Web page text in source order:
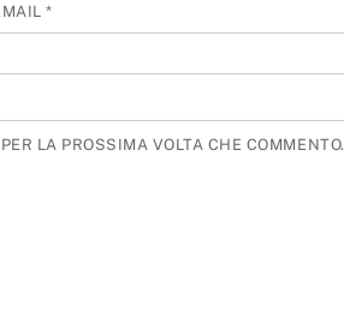
*
LA PROSSIMA VOLTA CHE COMMENTO.